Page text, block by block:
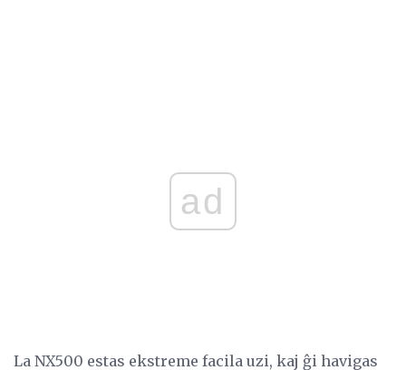
ad
La NX500 estas ekstreme facila uzi, kaj ĝi havigas